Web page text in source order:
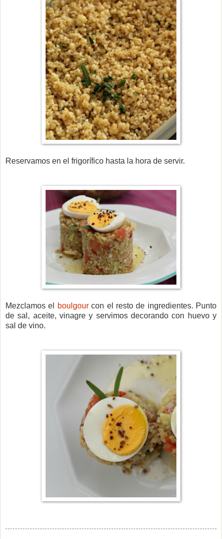
Reservamos en el frigorífico hasta la hora de servir.
Mezclamos el boulgourcon el resto de ingredientes. Punto
de sal, aceite, vinagre y servimos decorando con huevo y
sal de vino.